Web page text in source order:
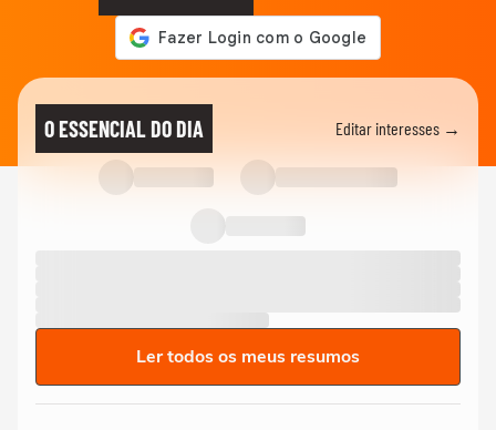
O ESSENCIAL DO DIA Editar interesses →
Ler todos os meus resumos